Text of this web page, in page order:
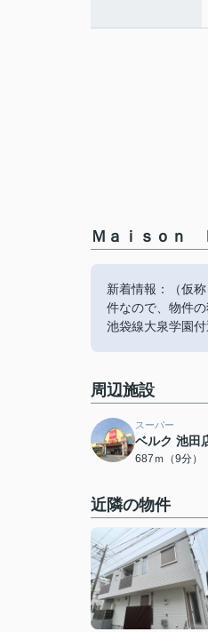
Ｍａｉｓｏｎ
新着情報：（仮
件なので、物件
池袋線大泉学園
周辺施設
スーパー
ベルク 池田
687ｍ（9分）
近隣の物件